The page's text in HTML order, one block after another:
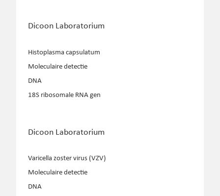
Dicoon Laboratorium
Histoplasma capsulatum
Moleculaire detectie
DNA
18S ribosomale RNA gen
Dicoon Laboratorium
Varicella zoster virus (VZV)
Moleculaire detectie
DNA